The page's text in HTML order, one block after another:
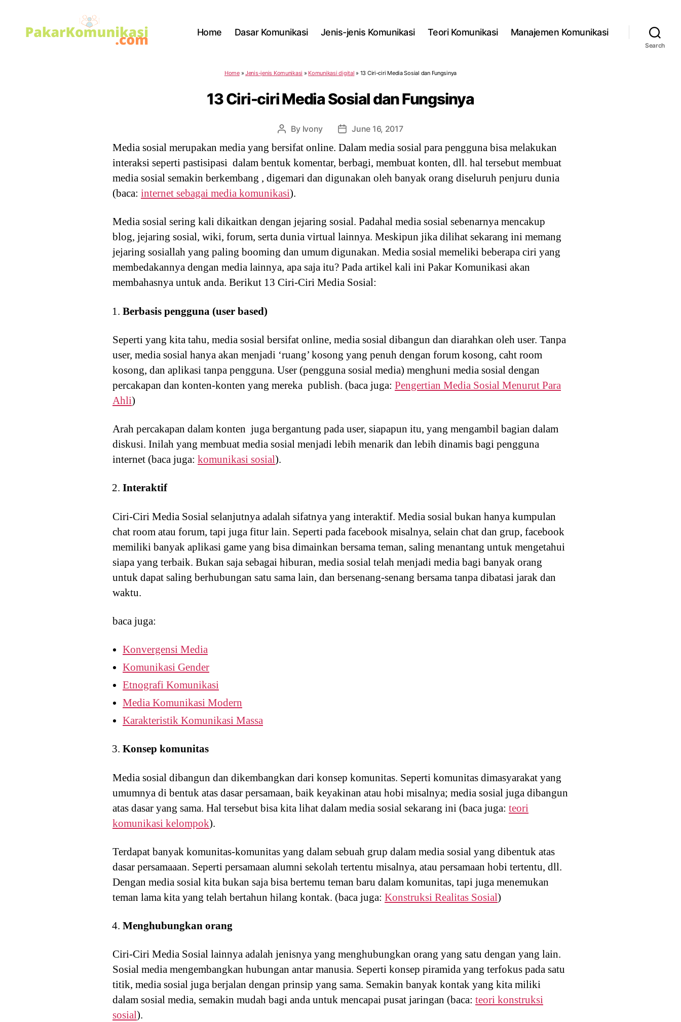
Home Dasar Komunikasi Jenis-jenis Komunikasi Teori Komunikasi Manajemen Komunikasi
Search
Home»Jenis-jenis Komunikasi » Komunikasi digital » 13 Ciri-ciri Media Sosial dan Fungsinya
13 Ciri-ciri Media Sosial dan Fungsinya
Post
author
By Ivony
Post
date
June 16, 2017
Media sosial merupakan media yang bersifat online. Dalam media sosial para pengguna bisa melakukan
interaksi seperti pastisipasi dalam bentuk komentar, berbagi, membuat konten, dll. hal tersebut membuat
media sosial semakin berkembang , digemari dan digunakan oleh banyak orang diseluruh penjuru dunia
(baca: internet sebagai media komunikasi).
Media sosial sering kali dikaitkan dengan jejaring sosial. Padahal media sosial sebenarnya mencakup
blog, jejaring sosial, wiki, forum, serta dunia virtual lainnya. Meskipun jika dilihat sekarang ini memang
jejaring sosiallah yang paling booming dan umum digunakan. Media sosial memeliki beberapa ciri yang
membedakannya dengan media lainnya, apa saja itu? Pada artikel kali ini Pakar Komunikasi akan
membahasnya untuk anda. Berikut 13 Ciri-Ciri Media Sosial:
Berbasis pengguna (user based)
Seperti yang kita tahu, media sosial bersifat online, media sosial dibangun dan diarahkan oleh user. Tanpa
user, media sosial hanya akan menjadi ‘ruang’ kosong yang penuh dengan forum kosong, caht room
kosong, dan aplikasi tanpa pengguna. User (pengguna sosial media) menghuni media sosial dengan
percakapan dan konten-konten yang mereka publish. (baca juga: Pengertian Media Sosial Menurut Para
Ahli)
Arah percakapan dalam konten juga bergantung pada user, siapapun itu, yang mengambil bagian dalam
diskusi. Inilah yang membuat media sosial menjadi lebih menarik dan lebih dinamis bagi pengguna
internet (baca juga: komunikasi sosial).
Interaktif
Ciri-Ciri Media Sosial selanjutnya adalah sifatnya yang interaktif. Media sosial bukan hanya kumpulan
chat room atau forum, tapi juga fitur lain. Seperti pada facebook misalnya, selain chat dan grup, facebook
memiliki banyak aplikasi game yang bisa dimainkan bersama teman, saling menantang untuk mengetahui
siapa yang terbaik. Bukan saja sebagai hiburan, media sosial telah menjadi media bagi banyak orang
untuk dapat saling berhubungan satu sama lain, dan bersenang-senang bersama tanpa dibatasi jarak dan
waktu.
baca juga:
Konvergensi Media
Komunikasi Gender
Etnografi Komunikasi
Media Komunikasi Modern
Karakteristik Komunikasi Massa
Konsep komunitas
Media sosial dibangun dan dikembangkan dari konsep komunitas. Seperti komunitas dimasyarakat yang
umumnya di bentuk atas dasar persamaan, baik keyakinan atau hobi misalnya; media sosial juga dibangun
atas dasar yang sama. Hal tersebut bisa kita lihat dalam media sosial sekarang ini (baca juga: teori
komunikasi kelompok).
Terdapat banyak komunitas-komunitas yang dalam sebuah grup dalam media sosial yang dibentuk atas
dasar persamaaan. Seperti persamaan alumni sekolah tertentu misalnya, atau persamaan hobi tertentu, dll.
Dengan media sosial kita bukan saja bisa bertemu teman baru dalam komunitas, tapi juga menemukan
teman lama kita yang telah bertahun hilang kontak. (baca juga: Konstruksi Realitas Sosial)
Menghubungkan orang
Ciri-Ciri Media Sosial lainnya adalah jenisnya yang menghubungkan orang yang satu dengan yang lain.
Sosial media mengembangkan hubungan antar manusia. Seperti konsep piramida yang terfokus pada satu
titik, media sosial juga berjalan dengan prinsip yang sama. Semakin banyak kontak yang kita miliki
dalam sosial media, semakin mudah bagi anda untuk mencapai pusat jaringan (baca: teori konstruksi
sosial).